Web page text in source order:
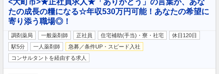
たの成長の糧になる☆年収530万円可能！あなたの希望に
寄り添う職場◎！
調剤薬局 一般薬剤師 正社員 住宅補助(手当)・寮・社宅
休日120日
駅5分
一人薬剤師
急募／条件UP・スピード入社
コンサルタントを経由する求人